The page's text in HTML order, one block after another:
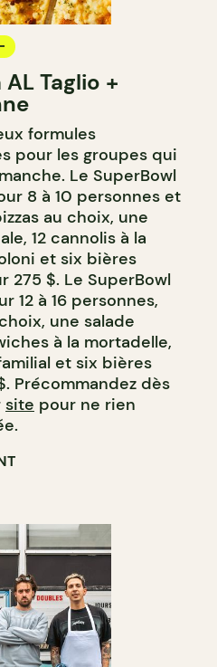
AL Taglio +
formules
pour les groupes qui
Le SuperBowl
8 à 10 personnes et
au choix, une
12 cannolis à la
et six bières
275 $. Le SuperBowl
12 à 16 personnes,
une salade
à la mortadelle,
et six bières
Précommandez dès
site pour ne rien